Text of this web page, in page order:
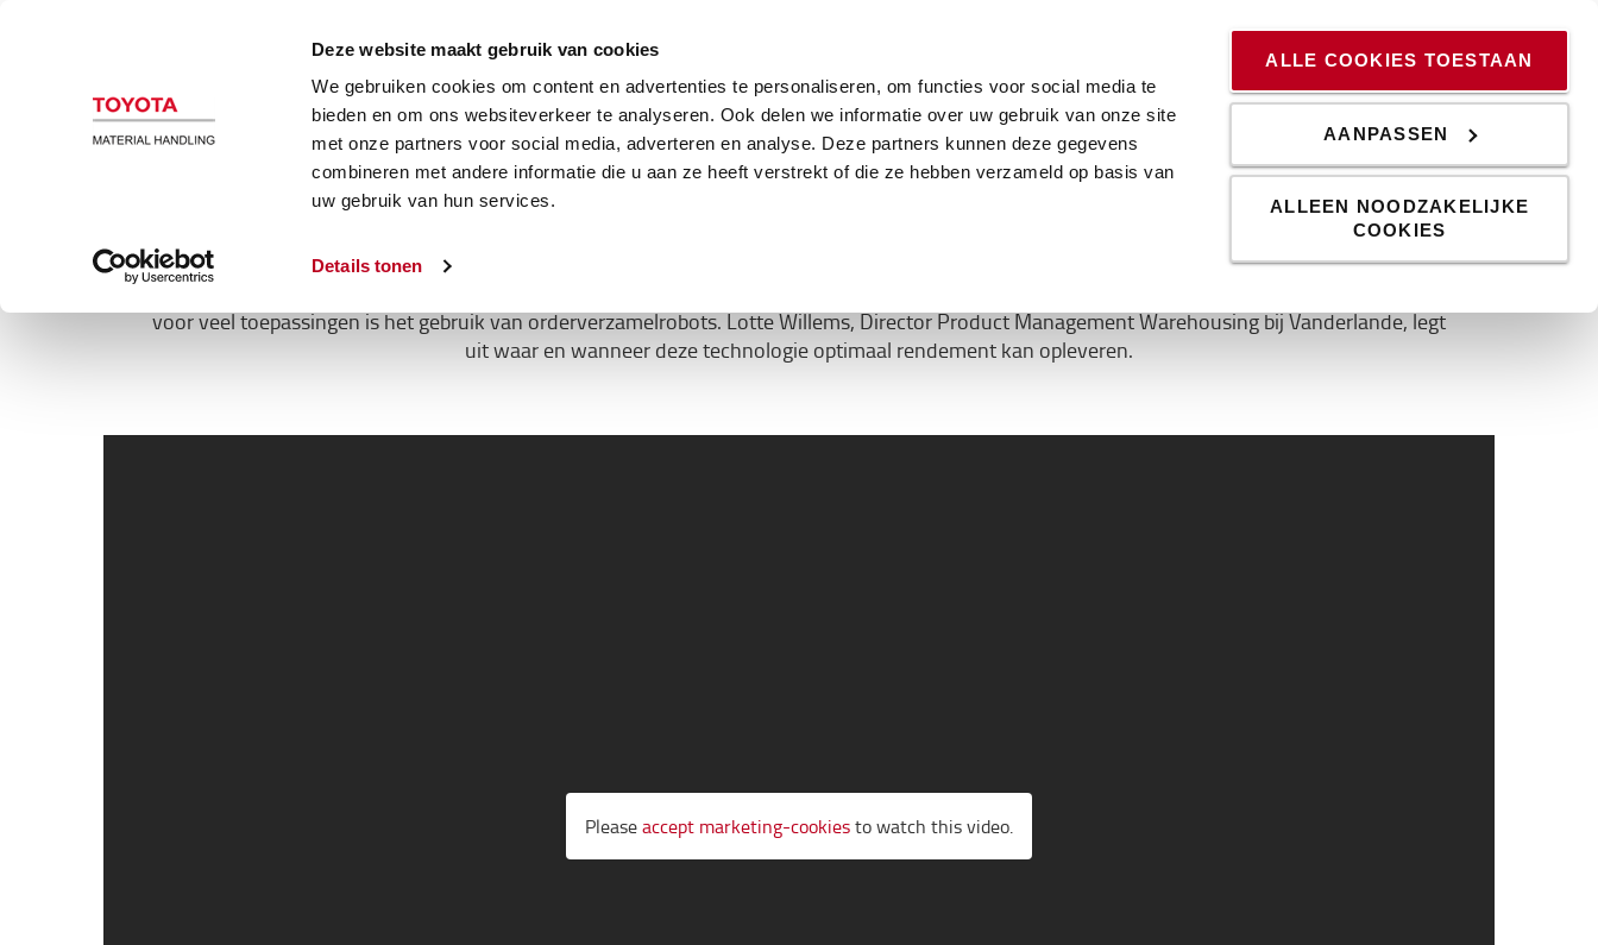
Deze website maakt gebruik van cookies
We gebruiken cookies om content en advertenties te personaliseren, om functies voor social media te
bieden en om ons websiteverkeer te analyseren. Ook delen we informatie over uw gebruik van onze site
met onze partners voor social media, adverteren en analyse. Deze partners kunnen deze gegevens
combineren met andere informatie die u aan ze heeft verstrekt of die ze hebben verzameld op basis van
uw gebruik van hun services.
Details tonen
ALLE COOKIES TOESTAAN
AANPASSEN
ALLEEN NOODZAKELIJKE
COOKIES
Magazijn en heftrucks Automatisering Tweedehands trucks
Logiconomi Forum 2022
Werken met robots
voor veel toepassingen is het gebruik van orderverzamelrobots. Lotte Willems, Director Product Management Warehousing bij Vanderlande, legt
uit waar en wanneer deze technologie optimaal rendement kan opleveren.
Pleaseaccept marketing-cookiesto watch this video.